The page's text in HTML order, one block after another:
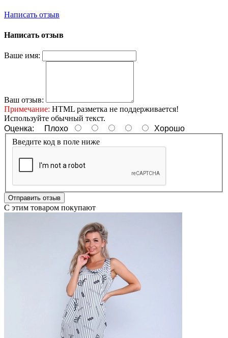
Написать отзыв
Написать отзыв
Ваше имя:
Ваш отзыв:
Примечание: HTML разметка не поддерживается!
Используйте обычный текст.
Оценка: Плохо
Хорошо
Введите код в поле ниже
Отправить отзыв
С этим товаром покупают